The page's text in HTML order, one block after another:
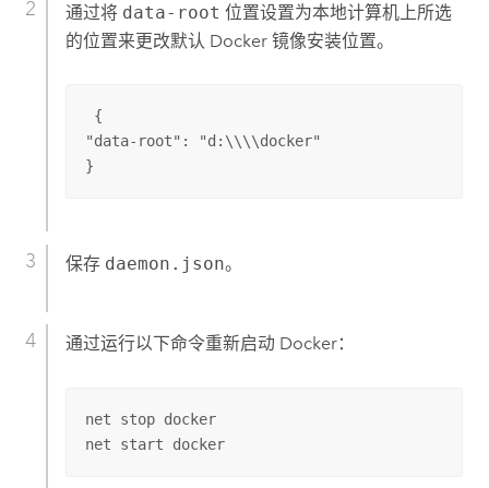
通过将 data-root 位置设置为本地计算机上所选
的位置来更改默认 Docker镜像安装位置。
{
"data-root": "d:\\\\docker"
}
保存 daemon.json。
通过运行以下命令重新启动 Docker：
net stop docker
net start docker